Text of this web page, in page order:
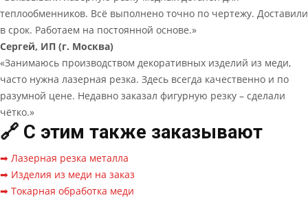
теплообменников. Всё выполнено точно по чертежу. Доставили
в срок. Работаем на постоянной основе.»
Сергей, ИП (г. Москва)
«Занимаюсь производством декоративных изделий из меди,
часто нужна лазерная резка. Здесь всегда качественно и по
разумной цене. Недавно заказал фигурную резку – сделали
чётко.»
🔗 С этим также заказывают
➡ Лазерная резка металла
➡ Изделия из меди на заказ
➡ Токарная обработка меди